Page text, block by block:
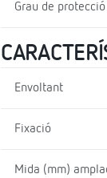
Grau de protecció
Envoltant
Fixació
Mida (mm)